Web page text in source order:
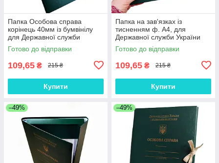
Папка Особова справа
корінець 40мм із бумвінілу
для Державної служби
України НС з тисненням ф.
А4, зав'язки зелений
Готово до відправки
109,65 ₴ 215 ₴
Купити
Папка на зав'язках із
тисненням ф. А4, для
Державної служби України
НС, корінець 40 мм, бумвініл
зелений
Готово до відправки
109,65 ₴ 215 ₴
Купити
–49% –49%